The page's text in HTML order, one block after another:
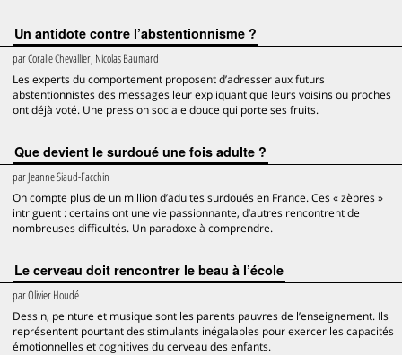
Un antidote contre l’abstentionnisme ?
parCoralie Chevallier, Nicolas Baumard
Les experts du comportement proposent d’adresser aux futurs
abstentionnistes des messages leur expliquant que leurs voisins ou proches
ont déjà voté. Une pression sociale douce qui porte ses fruits.
Que devient le surdoué une fois adulte ?
parJeanne Siaud-Facchin
On compte plus de un million d’adultes surdoués en France. Ces « zèbres »
intriguent : certains ont une vie passionnante, d’autres rencontrent de
nombreuses difficultés. Un paradoxe à comprendre.
Le cerveau doit rencontrer le beau à l’école
parOlivier Houdé
Dessin, peinture et musique sont les parents pauvres de l’enseignement. Ils
représentent pourtant des stimulants inégalables pour exercer les capacités
émotionnelles et cognitives du cerveau des enfants.